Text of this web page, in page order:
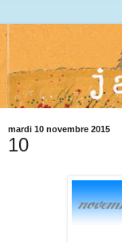
mardi 10 novembre 2015
10